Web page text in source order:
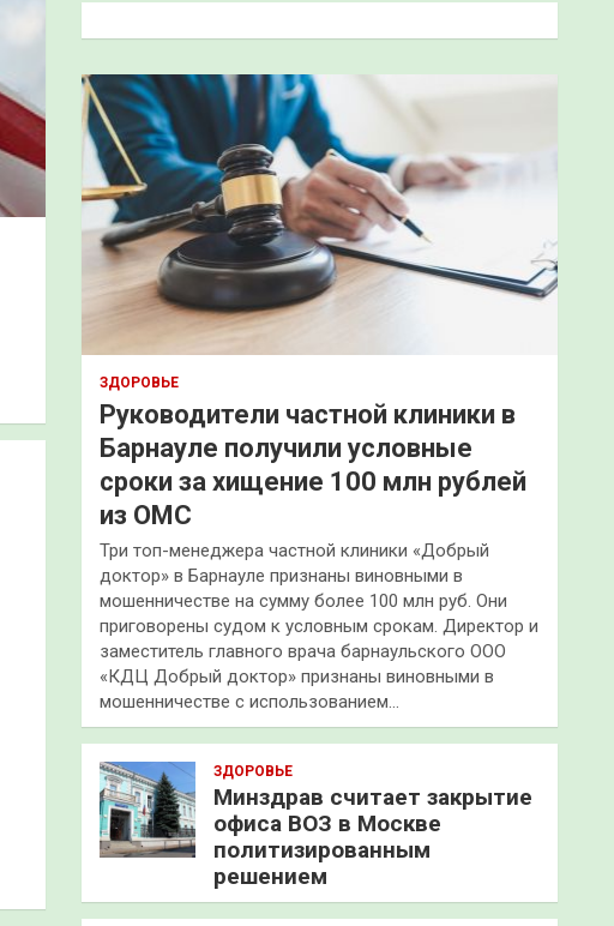
к
ЗДОРОВЬЕ
Руководители частной клиники в
Барнауле получили условные
сроки за хищение 100 млн рублей
из ОМС
Три топ-менеджера частной клиники «Добрый
доктор» в Барнауле признаны виновными в
мошенничестве на сумму более 100 млн руб. Они
приговорены судом к условным срокам. Директор и
заместитель главного врача барнаульского ООО
«КДЦ Добрый доктор» признаны виновными в
мошенничестве с использованием…
ЗДОРОВЬЕ
Минздрав считает закрытие
офиса ВОЗ в Москве
политизированным
решением